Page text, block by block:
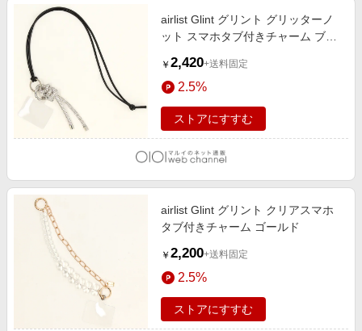
airlist Glint グリント グリッターノ
ット スマホタブ付きチャーム ブラ
￥ 2,420+送料固定
2.5%
ストアにすすむ
airlist Glint グリント クリアスマホ
タブ付きチャーム ゴールド
￥ 2,200+送料固定
2.5%
ストアにすすむ